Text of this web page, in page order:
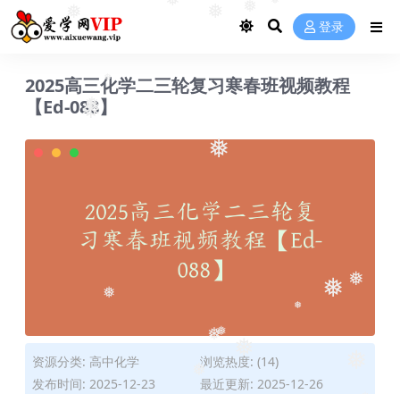
❅
❅
❅
❅
❅
❅
❅
❅
❅
❅
❅ ❅ 登录
2025高三化学二三轮复习寒春班视频教程
【Ed-088】
资源分类: 高中化学
浏览热度: (14)
发布时间: 2025-12-23
最近更新: 2025-12-26